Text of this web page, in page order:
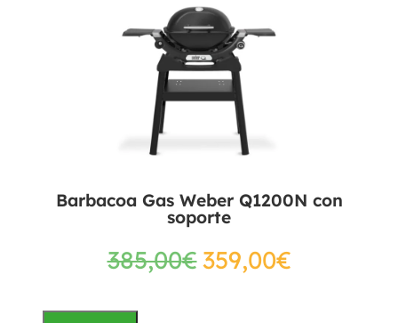
Barbacoa Gas Weber Q1200N con
soporte
385,00€359,00€